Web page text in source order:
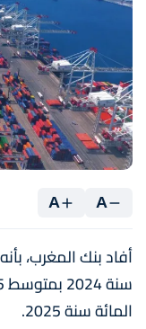
A
A
أفاد بنك المغرب،
المائة سنة 2025.